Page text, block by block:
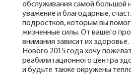
обслуживания самой большой
уважение и благодарные,
подростков, которым вы
жизненные силы. От вашего
внимания зависит их
Нового 2015 года хочу
реабилитационного центра
и будьте также окружены